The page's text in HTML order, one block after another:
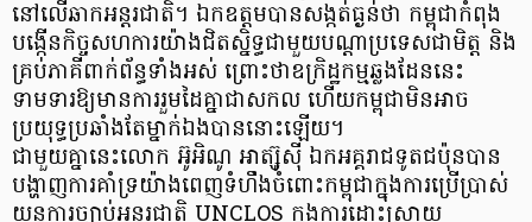
នៅលើឆាកអន្តរជាតិ។ ឯកឧត្តមបានសង្កត់ធ្ងន់ថា កម្ពុជាកំពុង
បង្កើនកិច្ចសហការយ៉ាងជិតស្និទ្ធជាមួយបណ្តាប្រទេសជាមិត្ត និង
គ្រប់ភាគីពាក់ព័ន្ធទាំងអស់ ព្រោះថាឧក្រិដ្ឋកម្មឆ្លងដែននេះ
ទាមទារឱ្យមានការរួមដៃគ្នាជាសកល ហើយកម្ពុជាមិនអាច
ប្រយុទ្ធប្រឆាំងតែម្នាក់ឯងបាននោះឡើយ។
ជាមួយគ្នានេះលោក អ៊ូអិណូ អាត្ស៊ូស៊ី ឯកអគ្គរាជទូតជប៉ុនបាន
បង្ហាញការគាំទ្រយ៉ាងពេញទំហឹងចំពោះកម្ពុជាក្នុងការប្រើប្រាស់
យន្តការច្បាប់អន្តរជាតិ UNCLOS ក្នុងការដោះស្រាយ